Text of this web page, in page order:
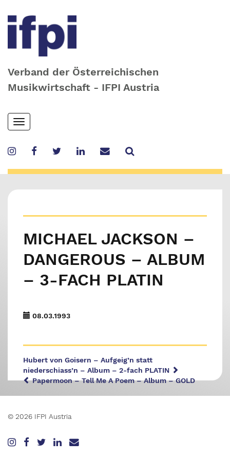
Verband der Österreichischen
Musikwirtschaft - IFPI Austria
Skip
to
content
Toggle
navigation
MICHAEL JACKSON –
DANGEROUS – ALBUM
– 3-FACH PLATIN
08.03.1993
Hubert von Goisern – Aufgeig’n statt
niederschiass’n – Album – 2-fach PLATIN
Papermoon – Tell Me A Poem – Album – GOLD
© 2026 IFPI Austria